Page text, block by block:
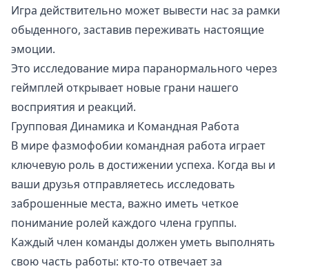
Игра действительно может вывести нас за рамки
обыденного, заставив переживать настоящие
эмоции.
Это исследование мира паранормального через
геймплей открывает новые грани нашего
восприятия и реакций.
Групповая Динамика и Командная Работа
В мире фазмофобии командная работа играет
ключевую роль в достижении успеха. Когда вы и
ваши друзья отправляетесь исследовать
заброшенные места, важно иметь четкое
понимание ролей каждого члена группы.
Каждый член команды должен уметь выполнять
свою часть работы: кто-то отвечает за